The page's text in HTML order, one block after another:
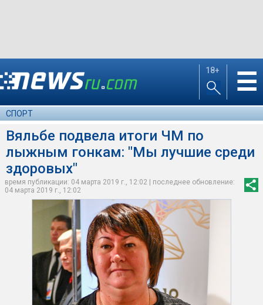
18+ ☰
СПОРТ
Вяльбе подвела итоги ЧМ по
лыжным гонкам: "Мы лучшие среди
здоровых"
время публикации: 04 марта 2019 г., 12:02 | последнее обновление:
04 марта 2019 г., 12:02